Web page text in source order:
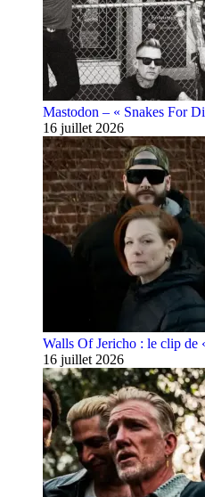
Mastodon – « Snakes For
16 juillet 2026
Walls Of Jericho : le clip de
16 juillet 2026